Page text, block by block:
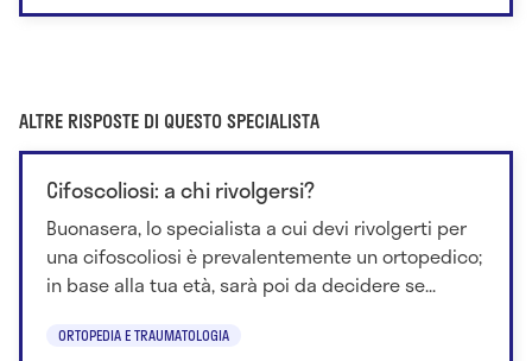
ALTRE RISPOSTE DI QUESTO SPECIALISTA
Cifoscoliosi: a chi rivolgersi?
Buonasera, lo specialista a cui devi rivolgerti per
una cifoscoliosi è prevalentemente un ortopedico;
in base alla tua età, sarà poi da decidere se...
ORTOPEDIA E TRAUMATOLOGIA